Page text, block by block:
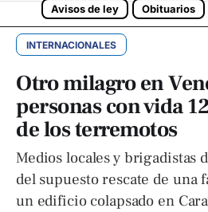
Avisos de ley Obituarios
INTERNACIONALES
Otro milagro en
personas con vida
de los terremotos
Medios locales y brigadistas
del supuesto rescate de una
un edificio colapsado en